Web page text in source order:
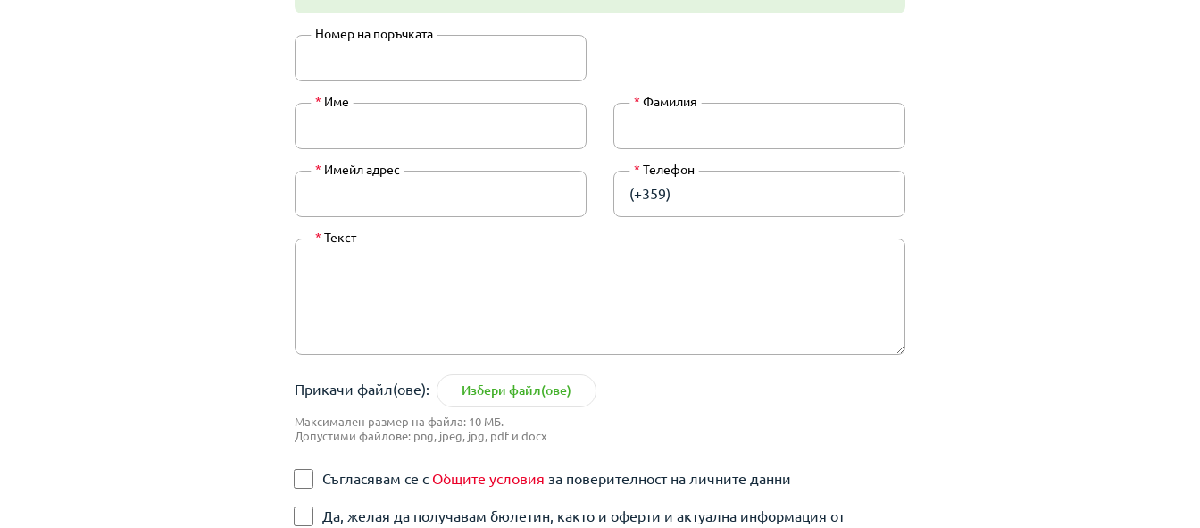
Номер на поръчката
* Име * Фамилия
* Имейл адрес * Телефон
(+359)
* Текст
Прикачи файл(ове): Избери файл(ове)
Максимален размер на файла: 10 МБ.
Допустими файлове: png, jpeg, jpg, pdf и docx
Съгласявам се с Общите условия за поверителност на личните данни
Да, желая да получавам бюлетин, както и оферти и актуална информация от